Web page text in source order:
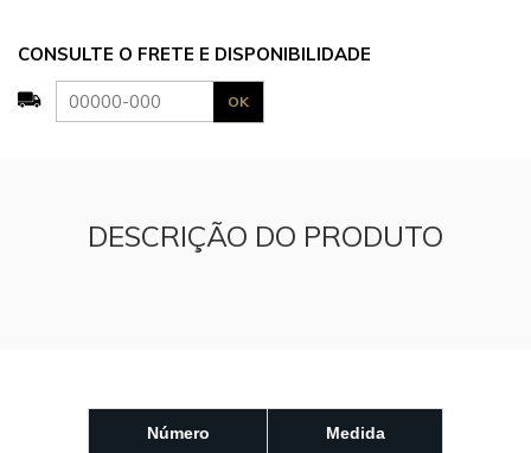
CONSULTE O FRETE E DISPONIBILIDADE
DESCRIÇÃO DO PRODUTO
Número Medida